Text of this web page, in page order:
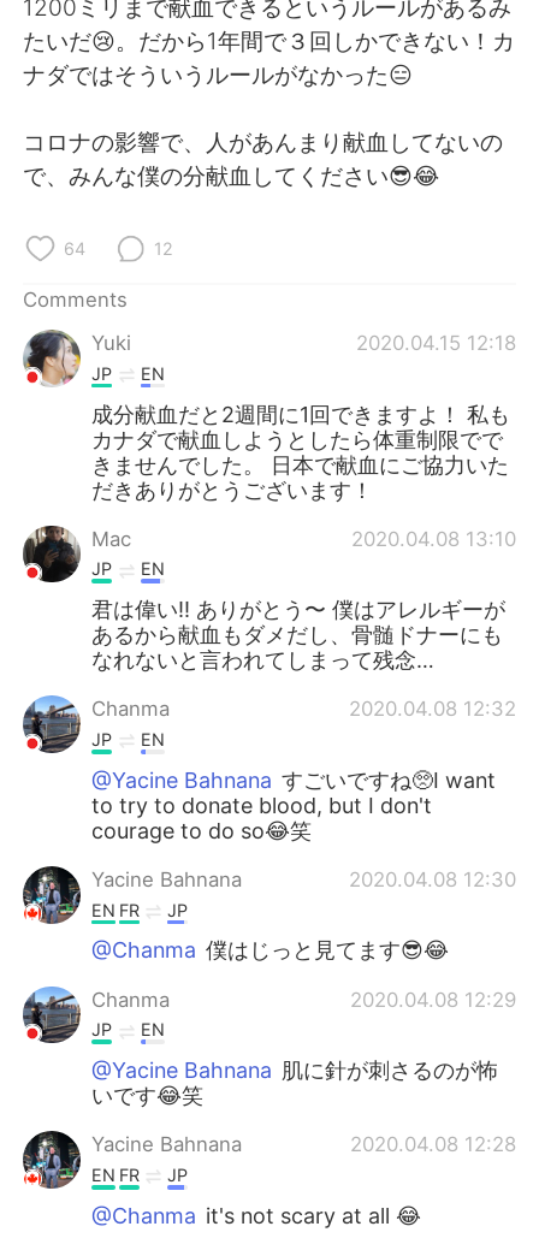
Русский ไทย
Indonesia Italiano
Türkçe Tiếng Việt
1200ミリまで献血できるというルールがあるみ
たいだ😢。だから1年間で３回しかできない！カ
ナダではそういうルールがなかった😑
コロナの影響で、人があんまり献血してないの
で、みんな僕の分献血してください😎😂
64 12
Comments
Yuki
2020.04.15 12:18
JP EN
成分献血だと2週間に1回できますよ！ 私も
カナダで献血しようとしたら体重制限でで
きませんでした。 日本で献血にご協力いた
だきありがとうございます！
Mac 2020.04.08 13:10
JP EN
君は偉い!! ありがとう〜 僕はアレルギーが
あるから献血もダメだし、骨髄ドナーにも
なれないと言われてしまって残念…
Chanma 2020.04.08 12:32
JP EN
@Yacine Bahnana すごいですね🥺I want
to try to donate blood, but I don't
courage to do so😂笑
Yacine Bahnana 2020.04.08 12:30
EN FR JP
@Chanma 僕はじっと見てます😎😂
Chanma 2020.04.08 12:29
JP EN
@Yacine Bahnana 肌に針が刺さるのが怖
いです😂笑
Yacine Bahnana 2020.04.08 12:28
EN FR JP
@Chanma it's not scary at all 😂